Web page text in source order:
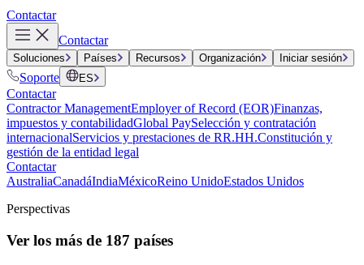
Contactar
Contactar
Soluciones Países Recursos Organización Iniciar sesión
Soporte ES
Contactar
Contractor ManagementEmployer of Record (EOR)Finanzas,
impuestos y contabilidadGlobal PaySelección y contratación
internacionalServicios y prestaciones de RR.HH.Constitución y
gestión de la entidad legal
Contactar
AustraliaCanadáIndiaMéxicoReino UnidoEstados Unidos
Perspectivas
Ver los más de 187 países